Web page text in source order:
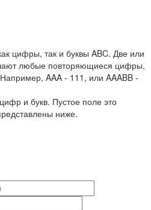
цифры, так и буквы ABC. Две или
любые повторяющиеся цифры,
Например, AAA - 111 , или AAABB -
и букв. Пустое поле это
ниже.